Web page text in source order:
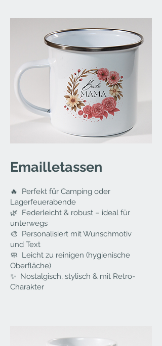
Emailletassen
🔥 Perfekt für Camping oder
Lagerfeuerabende
🌿 Federleicht & robust – ideal für
unterwegs
🎨 Personalisiert mit Wunschmotiv
und Text
🧼 Leicht zu reinigen (hygienische
Oberfläche)
✨ Nostalgisch, stylisch & mit Retro-
Charakter